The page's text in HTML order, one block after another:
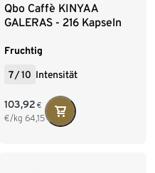
Qbo Caffè KINYAA
GALERAS - 216 Kapseln
Fruchtig
7/10 Intensität
103,92 €
€/kg 64,15